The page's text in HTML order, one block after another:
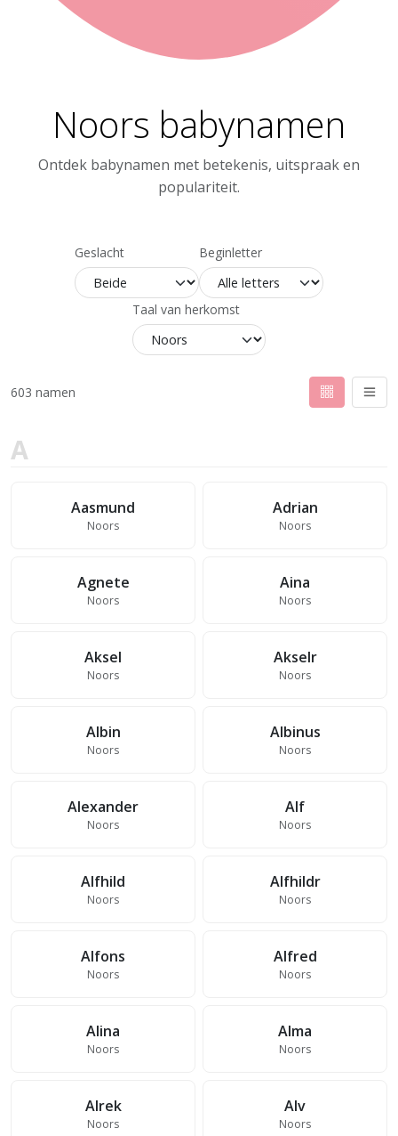
Noors babynamen
Ontdek babynamen met betekenis, uitspraak en
populariteit.
Geslacht Beginletter
Taal van herkomst
603 namen
A
Aasmund
Noors
Adrian
Noors
Agnete
Noors
Aina
Noors
Aksel
Noors
Akselr
Noors
Albin
Noors
Albinus
Noors
Alexander
Noors
Alf
Noors
Alfhild
Noors
Alfhildr
Noors
Alfons
Noors
Alfred
Noors
Alina
Noors
Alma
Noors
Alrek
Noors
Alv
Noors